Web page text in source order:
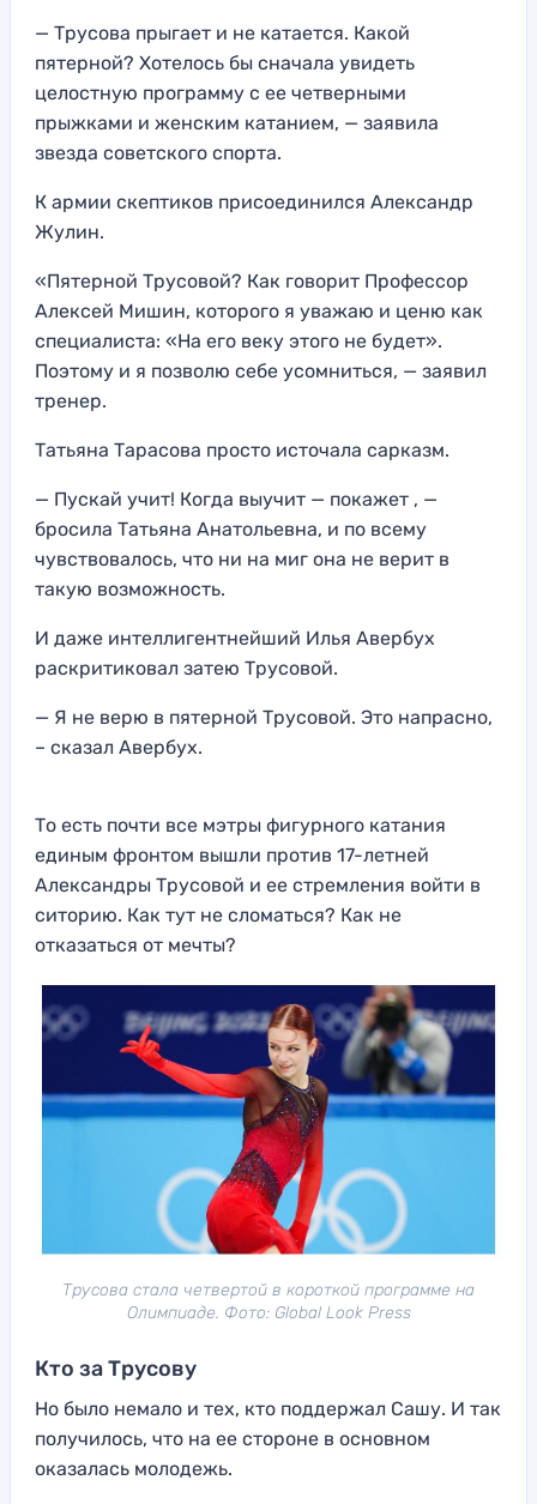
— Трусова прыгает и не катается. Какой
пятерной? Хотелось бы сначала увидеть
целостную программу с ее четверными
прыжками и женским катанием, — заявила
звезда советского спорта.
К армии скептиков присоединился Александр
Жулин.
«Пятерной Трусовой? Как говорит Профессор
Алексей Мишин, которого я уважаю и ценю как
специалиста: «На его веку этого не будет».
Поэтому и я позволю себе усомниться, — заявил
тренер.
Татьяна Тарасова просто источала сарказм.
— Пускай учит! Когда выучит — покажет , —
бросила Татьяна Анатольевна, и по всему
чувствовалось, что ни на миг она не верит в
такую возможность.
И даже интеллигентнейший Илья Авербух
раскритиковал затею Трусовой.
— Я не верю в пятерной Трусовой. Это напрасно,
– сказал Авербух.
То есть почти все мэтры фигурного катания
единым фронтом вышли против 17-летней
Александры Трусовой и ее стремления войти в
ситорию. Как тут не сломаться? Как не
отказаться от мечты?
Трусова стала четвертой в короткой программе на
Олимпиаде. Фото: Global Look Press
Кто за Трусову
Но было немало и тех, кто поддержал Сашу. И так
получилось, что на ее стороне в основном
оказалась молодежь.